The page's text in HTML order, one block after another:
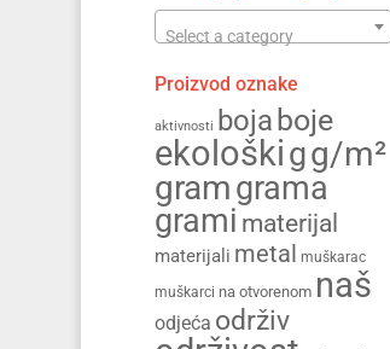
Select a category
Proizvod oznake
aktivnosti boja boje
ekološkigg/m²
gramgrama
grami materijal
materijali metal muškarac
muškarci na otvorenom naš
odjeća održiv